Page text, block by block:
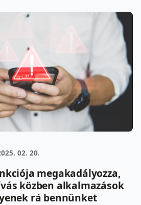
02. 20.
megakadályozza,
közben alkalmazások
rá bennünket